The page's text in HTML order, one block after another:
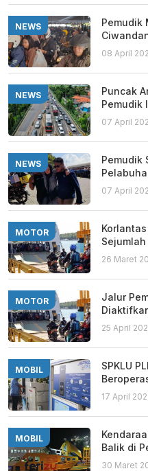
NEWS
Pemudik
08 April
NEWS
Puncak
Pemudik
07 April
NEWS
Pemudik
07 April
MOTOR
26 Maret
MOTOR
Jalur
25 April
MOBIL
SPKLU
17 April
MOBIL
Balik di
30 Maret